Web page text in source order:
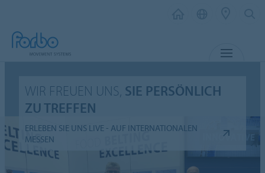
WIR FREUEN UNS, SIE PERSÖNLICH
ZU TREFFEN
ERLEBEN SIE UNS LIVE - AUF INTERNATIONALEN
MESSEN